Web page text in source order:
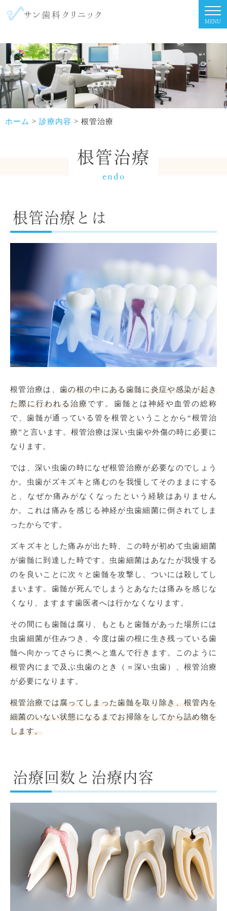
MENU
ホーム > 診療内容 > 根管治療
根管治療
endo
根管治療とは
根管治療は、 歯の根の中にある歯髄に炎症や感染が起き
た際に行われる治療 です。歯髄とは神経や血管の総称
で、歯髄が通っている管を根管ということから“根管治
療”と言います。根管治療は深い虫歯や外傷の時に必要に
なります。
では、深い虫歯の時になぜ根管治療が必要なのでしょう
か。虫歯がズキズキと痛むのを我慢してそのままにする
と、なぜか痛みがなくなったという経験はありません
か。これは痛みを感じる神経が虫歯細菌に倒されてしま
ったからです。
ズキズキとした痛みが出た時、この時が初めて虫歯細菌
が歯髄に到達した時です。虫歯細菌はあなたが我慢する
のを良いことに次々と歯髄を攻撃し、ついには殺してし
まいます。歯髄が死んでしまうとあなたは痛みを感じな
くなり、ますます歯医者へは行かなくなります。
その間にも歯髄は腐り、もともと歯髄があった場所には
虫歯細菌が住みつき、今度は歯の根に生き残っている歯
髄へ向かってさらに奥へと進んで行きます。このように
根管内にまで及ぶ虫歯のとき（＝深い虫歯）、根管治療
が必要になります。
根管治療では腐ってしまった歯髄を取り除き、根管内を
細菌のいない状態になるまでお掃除をしてから詰め物を
します。
治療回数と治療内容